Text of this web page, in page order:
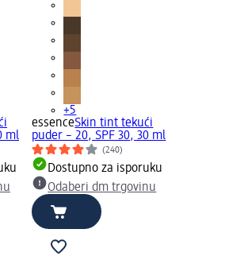
ml
+5
essenceSkin tint tekući
puder – 20, SPF 30, 30 ml
(240)
Dostupno za isporuku
Odaberi dm trgovinu